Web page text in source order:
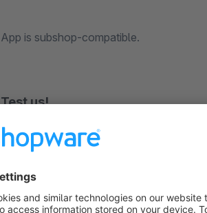
App is subshop-compatible.
Test us!
All codiverse apps can be tested for 30
contact our support team. More
Check out all codiverse apps: https://